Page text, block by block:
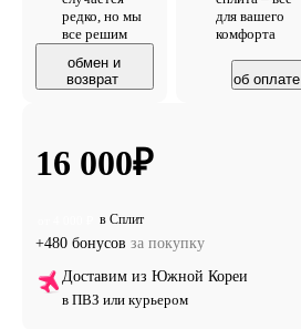
редко, но мы
все решим
обмен и
возврат
для вашего
комфорта
об оплате
16 000₽
в Сплит
+480 бонусов за покупку
Доставим из Южной Кореи
в ПВЗ или курьером